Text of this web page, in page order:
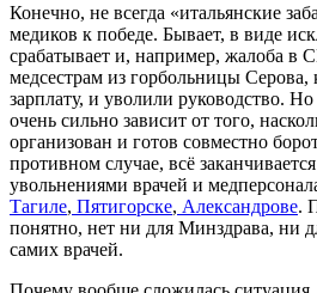
Конечно, не всегда «итальянские
медиков к победе. Бывает, в виде
срабатывает и, например, жалоба в
медсестрам из горбольницы
зарплату, и уволили руководство.
очень сильно зависит от того,
организован и готов совместно
противном случае, всё
увольнениями врачей и
Тагиле, Пятигорске, Александрове.
понятно, нет ни для Минздрава, ни
самих врачей.